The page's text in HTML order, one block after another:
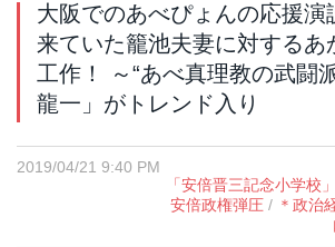
大阪でのあべぴょんの応援演
来ていた籠池夫妻に対するあ
工作！ ～“あべ真理教の武闘
龍一」がトレンド入り
2019/04/21 9:40 PM
「安倍晋三記念小学校
安倍政権弾圧 / ＊政治